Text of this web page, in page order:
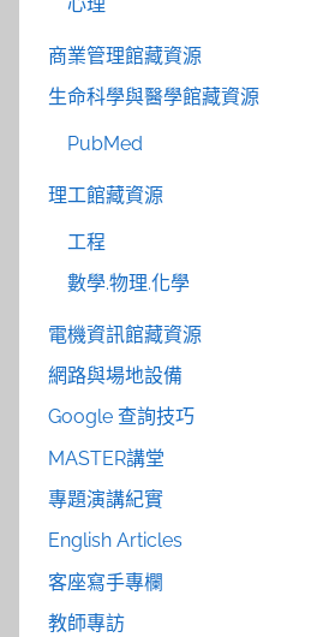
心理
商業管理館藏資源
生命科學與醫學館藏資源
PubMed
理工館藏資源
工程
數學.物理.化學
電機資訊館藏資源
網路與場地設備
Google 查詢技巧
MASTER講堂
專題演講紀實
English Articles
客座寫手專欄
教師專訪